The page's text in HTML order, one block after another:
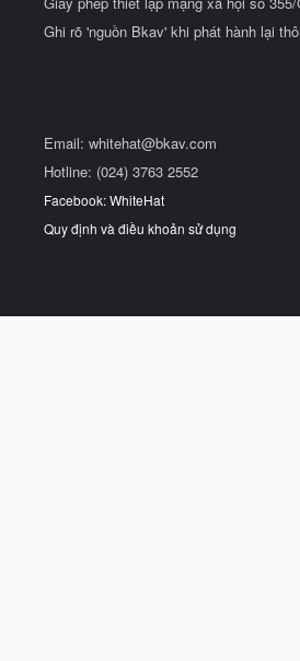
Ghi rõ 'nguồn Bkav' khi phát hành lại
Email: whitehat@bkav.com
Hotline: (024) 3763 2552
Facebook: WhiteHat
Quy định và điều khoản sử dụng